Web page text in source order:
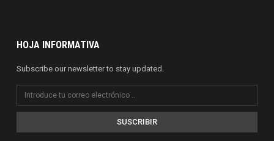
HOJA INFORMATIVA
Subscribe our newsletter to stay updated.
SUSCRIBIR